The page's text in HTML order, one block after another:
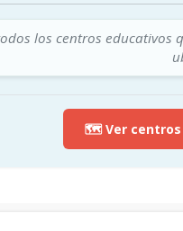
los centros educativos
🗺️ Ver centros